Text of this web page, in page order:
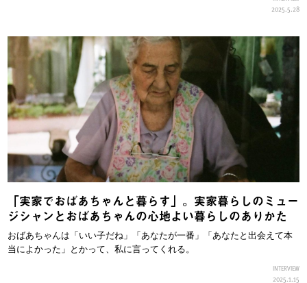
2025.5.28
「実家でおばあちゃんと暮らす」。実家暮らしのミュー
ジシャンとおばあちゃんの心地よい暮らしのありかた
おばあちゃんは「いい子だね」「あなたが一番」「あなたと出会えて本
当によかった」とかって、私に言ってくれる。
INTERVIEW
2025.1.15